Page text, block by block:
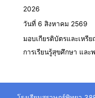
2026
วันที่ 6 สิงหาคม 2569
มอบเกียรติบัตรและเหรี
การเรียนรู้สุขศึกษา และ